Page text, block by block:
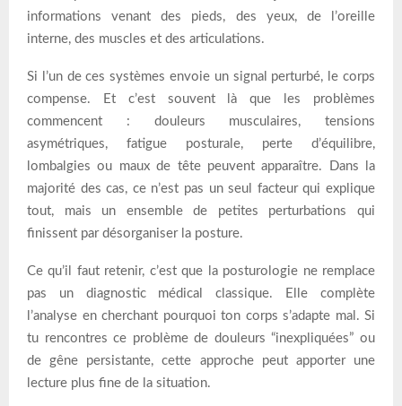
informations venant des pieds, des yeux, de l’oreille
interne, des muscles et des articulations.
Si l’un de ces systèmes envoie un signal perturbé, le corps
compense. Et c’est souvent là que les problèmes
commencent : douleurs musculaires, tensions
asymétriques, fatigue posturale, perte d’équilibre,
lombalgies ou maux de tête peuvent apparaître. Dans la
majorité des cas, ce n’est pas un seul facteur qui explique
tout, mais un ensemble de petites perturbations qui
finissent par désorganiser la posture.
Ce qu’il faut retenir, c’est que la posturologie ne remplace
pas un diagnostic médical classique. Elle complète
l’analyse en cherchant pourquoi ton corps s’adapte mal. Si
tu rencontres ce problème de douleurs “inexpliquées” ou
de gêne persistante, cette approche peut apporter une
lecture plus fine de la situation.